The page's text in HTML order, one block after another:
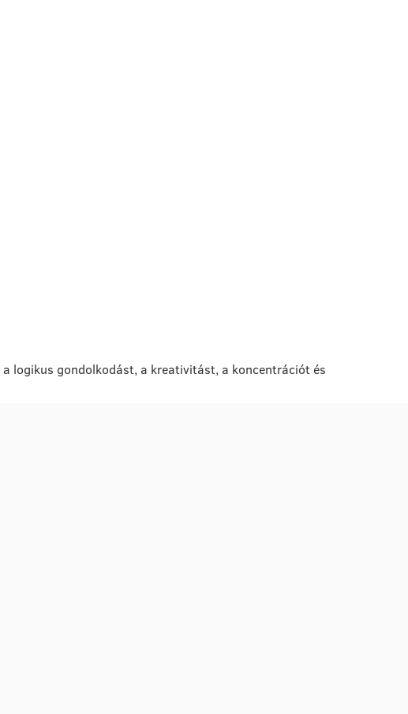
logikus gondolkodást, a kreativitást, a koncentrációt és